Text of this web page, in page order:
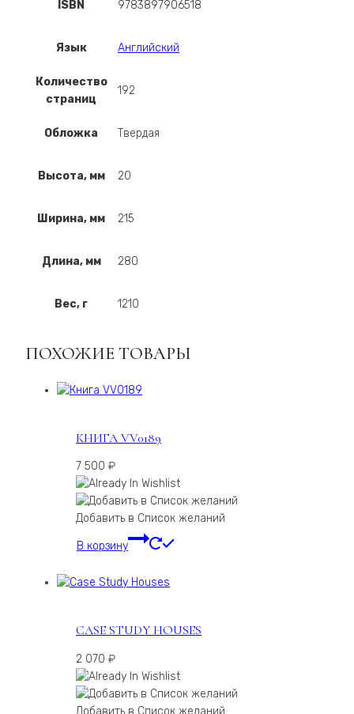
ISBN 9783897906518
Язык Английский
Количество
страниц
192
Обложка Твердая
Высота, мм 20
Ширина, мм 215
Длина, мм 280
Вес, г 1210
ПОХОЖИЕ ТОВАРЫ
КНИГА VV0189
7 500 ₽
Добавить в Список желаний
В корзину
CASE STUDY HOUSES
2 070 ₽
Добавить в Список желаний